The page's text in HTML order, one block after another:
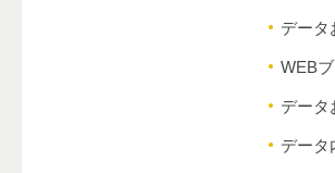
データ
WEB
データ
データ